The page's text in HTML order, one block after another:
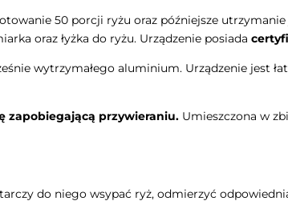
50 porcji ryżu oraz późniejsze
oraz łyżka do ryżu. Urządzenie posiada
wytrzymałego aluminium. Urządzenie jest
zapobiegającą przywieraniu. Umieszczona w
do niego wsypać ryż, odmierzyć